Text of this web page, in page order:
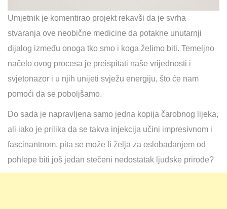
Umjetnik je komentirao projekt rekavši da je svrha
stvaranja ove neobične medicine da potakne unutarnji
dijalog između onoga tko smo i koga želimo biti. Temeljno
načelo ovog procesa je preispitati naše vrijednosti i
svjetonazor i u njih unijeti svježu energiju, što će nam
pomoći da se poboljšamo.
Do sada je napravljena samo jedna kopija čarobnog lijeka,
ali iako je prilika da se takva injekcija učini impresivnom i
fascinantnom, pita se može li želja za oslobađanjem od
pohlepe biti još jedan stečeni nedostatak ljudske prirode?